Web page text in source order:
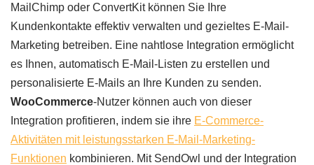
MailChimp oder ConvertKit können Sie Ihre
Kundenkontakte effektiv verwalten und gezieltes E-Mail-
Marketing betreiben. Eine nahtlose Integration ermöglicht
es Ihnen, automatisch E-Mail-Listen zu erstellen und
personalisierte E-Mails an Ihre Kunden zu senden.
WooCommerce-Nutzer können auch von dieser
Integration profitieren, indem sie ihre E-Commerce-
Aktivitäten mit leistungsstarken E-Mail-Marketing-
Funktionen kombinieren. Mit SendOwl und der Integration